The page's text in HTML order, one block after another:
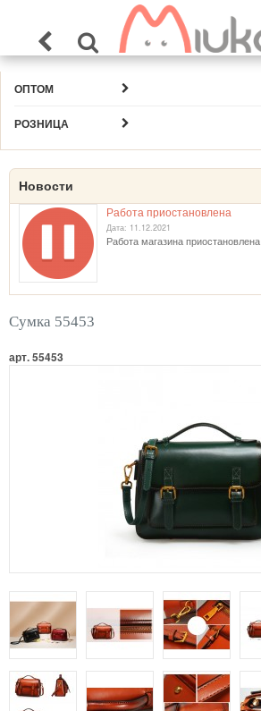
ОПТОМ
РОЗНИЦА
Новости
Работа приостановлена
Дата: 11.12.2021
Работа магазина приостановлена
Сумка 55453
арт. 55453